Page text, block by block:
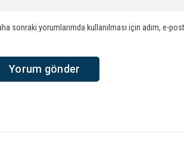
sonraki yorumlarımda kullanılması için adım, e-